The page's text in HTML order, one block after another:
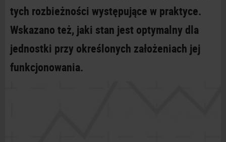
tych rozbieżności występujące w praktyce.
Wskazano też, jaki stan jest optymalny dla
jednostki przy określonych założeniach jej
funkcjonowania.